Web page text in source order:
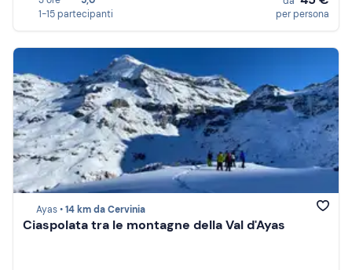
1-15 partecipanti
per persona
Ayas •14 km da Cervinia
Ciaspolata tra le montagne della Val d'Ayas